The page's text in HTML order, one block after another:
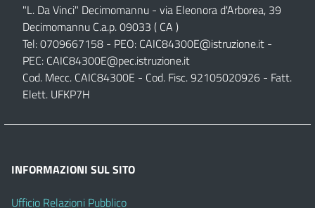
"L. Da Vinci" Decimomannu - via Eleonora d'Arborea, 39
Decimomannu C.a.p. 09033 ( CA )
Tel: 0709667158 - PEO: CAIC84300E@istruzione.it -
PEC: CAIC84300E@pec.istruzione.it
Cod. Mecc. CAIC84300E - Cod. Fisc. 92105020926 - Fatt.
Elett. UFKP7H
INFORMAZIONI SUL SITO
Ufficio Relazioni Pubblico